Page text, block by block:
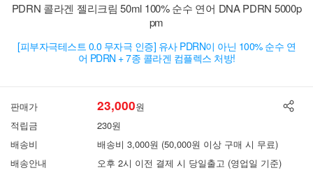
PDRN 콜라겐 젤리크림 50ml 100% 순수 연어 DNA PDRN 5000p
pm
[피부자극테스트 0.0 무자극 인증] 유사 PDRN이 아닌 100% 순수 연
어 PDRN + 7종 콜라겐 컴플렉스 처방!
판매가 23,000원
적립금
230원
배송비
배송비 3,000원 (50,000원 이상 구매 시 무료)
배송안내
오후 2시 이전 결제 시 당일출고 (영업일 기준)